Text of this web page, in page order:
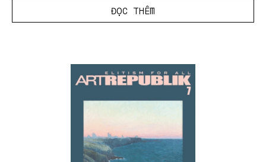
ĐỌC THÊM